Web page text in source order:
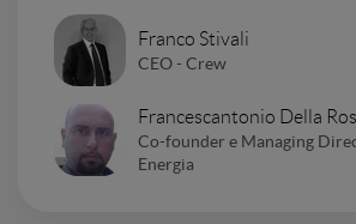
Franco Stivali
CEO - Crew
Francescantonio Della
Co-founder e Managing
Energia